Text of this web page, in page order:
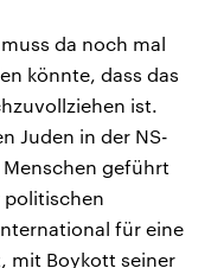
da noch mal
könnte, dass das
ist.
Juden in der NS-
geführt
politischen
für eine
mit Boykott seiner